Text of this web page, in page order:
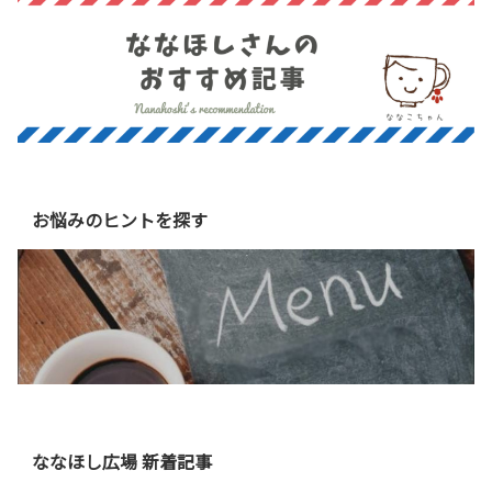
お悩みのヒントを探す
ななほし広場 新着記事